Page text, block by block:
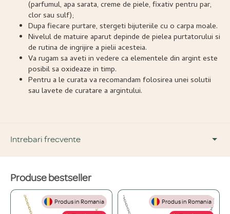
(parfumul, apa sarata, creme de piele, fixativ pentru par,
clor sau sulf);
Dupa fiecare purtare, stergeti bijuteriile cu o carpa moale.
Nivelul de matuire aparut depinde de pielea purtatorului si
de rutina de ingrijire a pielii acesteia.
Va rugam sa aveti in vedere ca elementele din argint este
posibil sa oxideaze in timp.
Pentru a le curata va recomandam folosirea unei solutii
sau lavete de curatare a argintului.
Intrebari frecvente
DESPRE PRODUS ȘI MATERIALE
Din ce materiale sunt fabricate bijuteriile voastre?
Produse bestseller
Produs in Romania Produs in Romania